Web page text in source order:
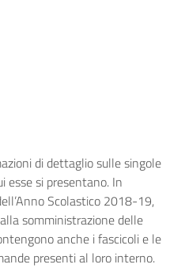
di dettaglio sulle singole
esse si presentano. In
Scolastico 2018-19,
somministrazione delle
anche i fascicoli e le
presenti al loro interno.